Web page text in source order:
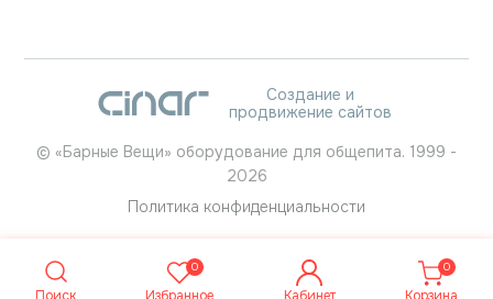
Поиск
0
Избранное Кабинет
0
Корзина
Создание и
продвижение сайтов
© «Барные Вещи» оборудование для общепита. 1999 -
2026
Политика конфиденциальности